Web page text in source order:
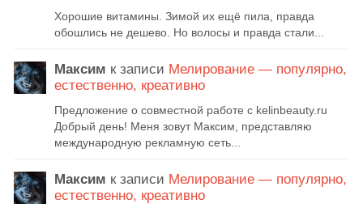
Хорошие витамины. Зимой их ещё пила, правда
обошлись не дешево. Но волосы и правда стали...
Максим к записи Мелирование — популярно,
естественно, креативно
Предложение о совместной работе с kelinbeauty.ru
Добрый день! Меня зовут Максим, представляю
международную рекламную сеть...
Максим к записи Мелирование — популярно,
естественно, креативно